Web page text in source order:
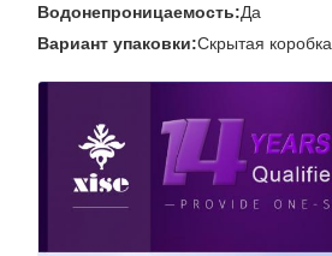
Водонепроницаемость:Да
Вариант упаковки:Скрытая коробка